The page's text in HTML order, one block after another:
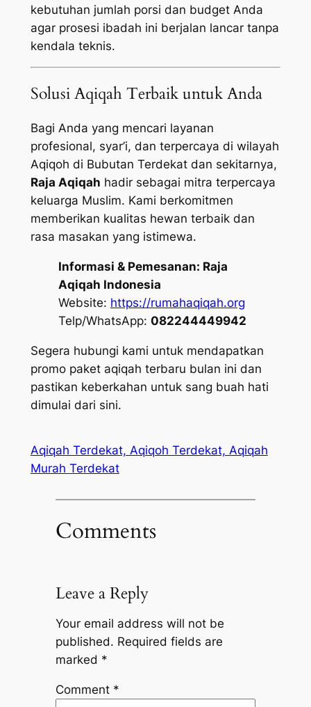
kebutuhan jumlah porsi dan budget Anda
agar prosesi ibadah ini berjalan lancar tanpa
kendala teknis.
Solusi Aqiqah Terbaik untuk Anda
Bagi Anda yang mencari layanan
profesional, syar’i, dan terpercaya di wilayah
Aqiqoh di Bubutan Terdekat dan sekitarnya,
Raja Aqiqah hadir sebagai mitra terpercaya
keluarga Muslim. Kami berkomitmen
memberikan kualitas hewan terbaik dan
rasa masakan yang istimewa.
Informasi & Pemesanan: Raja
Aqiqah Indonesia
Website: https://rumahaqiqah.org
Telp/WhatsApp: 082244449942
Segera hubungi kami untuk mendapatkan
promo paket aqiqah terbaru bulan ini dan
pastikan keberkahan untuk sang buah hati
dimulai dari sini.
Aqiqah Terdekat, Aqiqoh Terdekat, Aqiqah
Murah Terdekat
Comments
Leave a Reply
Your email address will not be
published. Required fields are
marked *
Comment *